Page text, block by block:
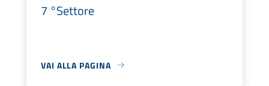
7 °Settore
VAI ALLA PAGINA